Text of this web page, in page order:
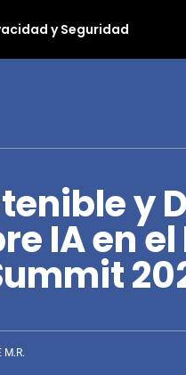
y Seguridad
y
IA en el
M.R.